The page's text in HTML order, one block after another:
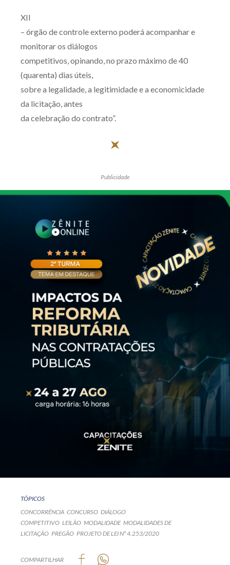
XII
– órgão de controle externo poderá acompanhar e
monitorar os diálogos
competitivos, opinando, no prazo máximo de 40
(quarenta) dias úteis,
sobre a legalidade, a legitimidade e a economicidade
da licitação, antes
da celebração do contrato”.
Publicidade
TÓPICOS
CONCORRÊNCIA CONCURSO DIÁLOGO
COMPETITIVO LEILÃO MODALIDADE MODALIDADES DE
LICITAÇÃO PREGÃO PROJETO DE LEI Nº 4.253/2020
COMPARTILHAR